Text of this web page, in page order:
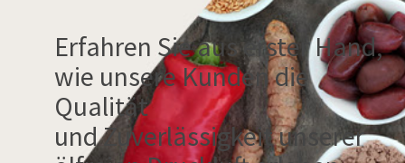
Erfahren Sie aus erster Hand,
wie unsere Kunden die
Qualität
und Zuverlässigkeit unserer